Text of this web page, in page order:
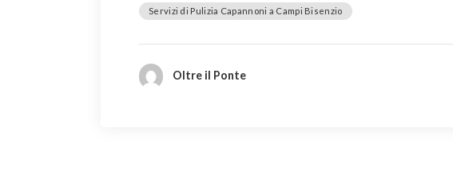
Servizi di Pulizia Capannoni a Campi Bisenzio
Oltre il Ponte